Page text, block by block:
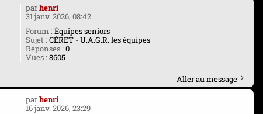
parhenri
31 janv. 2026, 08:42
Forum :Équipes seniors
Sujet :CÉRET - U.A.G.R. les équipes
Réponses :0
Vues :8605
Aller au message
parhenri
16 janv. 2026, 23:29